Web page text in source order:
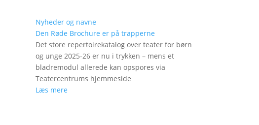
Nyheder og navne
Den Røde Brochure er på trapperne
Det store repertoirekatalog over teater for børn
og unge 2025-26 er nu i trykken – mens et
bladremodul allerede kan opspores via
Teatercentrums hjemmeside
Læs mere